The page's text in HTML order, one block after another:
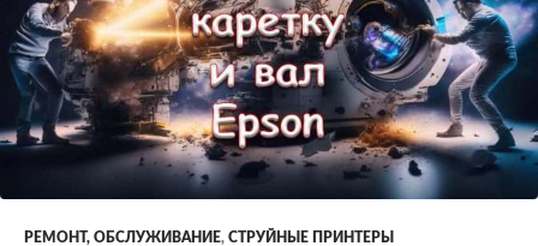
РЕМОНТ, ОБСЛУЖИВАНИЕ, СТРУЙНЫЕ ПРИНТЕРЫ